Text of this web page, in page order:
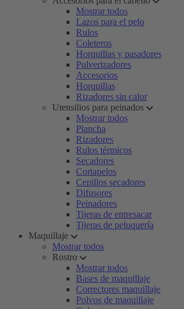
Mostrar todos
Lazos para el pelo
Rulos
Coleteros
Horquillas y pasadores
Pulverizadores
Accesorios
Horquillas
Rizadores sin calor
Utensilios para peinados
Mostrar todos
Plancha
Rizadores
Rulos térmicos
Secadores
Cortapelos
Cepillos secadores
Difusores
Peinadores
Tijeras de entresacar
Tijeras de peluquería
Maquillaje
Mostrar todos
Rostro
Mostrar todos
Bases de maquillaje
Correctores maquillaje
Polvos de maquillaje